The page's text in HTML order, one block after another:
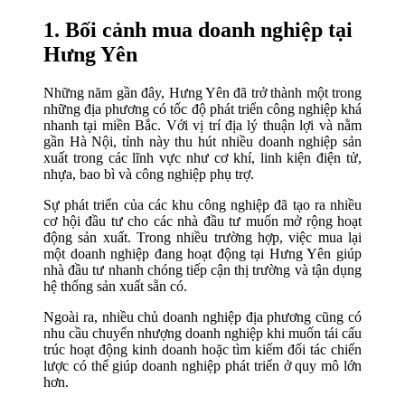
1. Bối cảnh mua doanh nghiệp tại
Hưng Yên
Những năm gần đây, Hưng Yên đã trở thành một trong
những địa phương có tốc độ phát triển công nghiệp khá
nhanh tại miền Bắc. Với vị trí địa lý thuận lợi và nằm
gần Hà Nội, tỉnh này thu hút nhiều doanh nghiệp sản
xuất trong các lĩnh vực như cơ khí, linh kiện điện tử,
nhựa, bao bì và công nghiệp phụ trợ.
Sự phát triển của các khu công nghiệp đã tạo ra nhiều
cơ hội đầu tư cho các nhà đầu tư muốn mở rộng hoạt
động sản xuất. Trong nhiều trường hợp, việc mua lại
một doanh nghiệp đang hoạt động tại Hưng Yên giúp
nhà đầu tư nhanh chóng tiếp cận thị trường và tận dụng
hệ thống sản xuất sẵn có.
Ngoài ra, nhiều chủ doanh nghiệp địa phương cũng có
nhu cầu chuyển nhượng doanh nghiệp khi muốn tái cấu
trúc hoạt động kinh doanh hoặc tìm kiếm đối tác chiến
lược có thể giúp doanh nghiệp phát triển ở quy mô lớn
hơn.